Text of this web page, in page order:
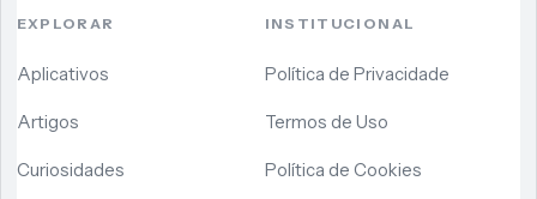
EXPLORAR
Aplicativos
Artigos
Curiosidades
INSTITUCIONAL
Política de Privacidade
Termos de Uso
Política de Cookies